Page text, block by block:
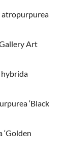
atropurpurea
Art
hybrida
‘Black
‘Golden